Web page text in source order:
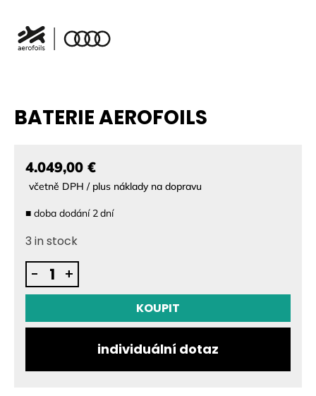
BATERIE AEROFOILS
4.049,00 €
včetně DPH / plus náklady na dopravu
■ doba dodání 2dní
3 in stock
Baterie
Aerofoils
+
-
KOUPIT
individuální dotaz